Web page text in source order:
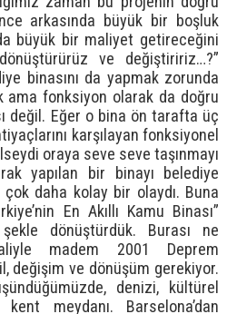
arkasında büyük bir boşluk
büyük bir maliyet getireceğini
ve değiştiririz…?”
binasını da yapmak zorunda
ama fonksiyon olarak da doğru
değil. Eğer o bina ön tarafta üç
karşılayan fonksiyonel
oraya seve seve taşınmayı
yapılan bir binayı belediye
daha kolay bir olaydı. Buna
En Akıllı Kamu Binası”
dönüştürdük. Burası ne
madem 2001 Deprem
değişim ve dönüşüm gerekiyor.
denizi, kültürel
meydanı. Barselona’dan